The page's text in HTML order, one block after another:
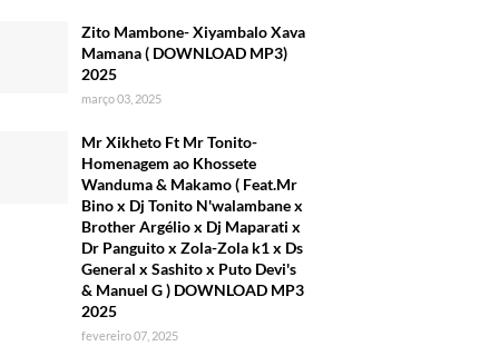
Zito Mambone- Xiyambalo Xava
Mamana ( DOWNLOAD MP3)
2025
março 03, 2025
Mr Xikheto Ft Mr Tonito-
Homenagem ao Khossete
Wanduma & Makamo ( Feat.Mr
Bino x Dj Tonito N'walambane x
Brother Argélio x Dj Maparati x
Dr Panguito x Zola-Zola k1 x Ds
General x Sashito x Puto Devi's
& Manuel G ) DOWNLOAD MP3
2025
fevereiro 07, 2025